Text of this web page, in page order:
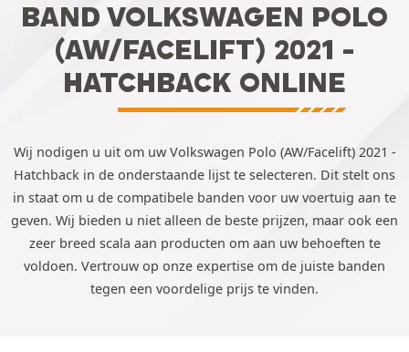
BAND VOLKSWAGEN POLO
(AW/FACELIFT) 2021 -
HATCHBACK ONLINE
Wij nodigen u uit om uw Volkswagen Polo (AW/Facelift) 2021 -
Hatchback in de onderstaande lijst te selecteren. Dit stelt ons
in staat om u de compatibele banden voor uw voertuig aan te
geven. Wij bieden u niet alleen de beste prijzen, maar ook een
zeer breed scala aan producten om aan uw behoeften te
voldoen. Vertrouw op onze expertise om de juiste banden
tegen een voordelige prijs te vinden.